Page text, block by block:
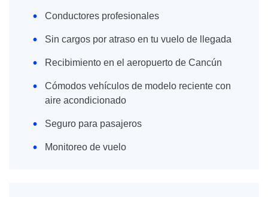
Conductores profesionales
Sin cargos por atraso en tu vuelo de llegada
Recibimiento en el aeropuerto de Cancún
Cómodos vehículos de modelo reciente con
aire acondicionado
Seguro para pasajeros
Monitoreo de vuelo